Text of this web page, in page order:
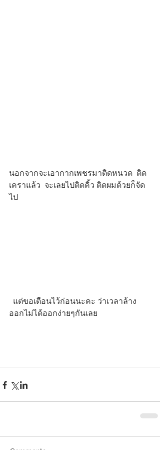
นอกจากจะเอากากเพชรมาติดหนวด  ติด
เคราแล้ว  จะเลยไปติดคิ้ว ติดผมด้วยก็จัด
ไป
ออกไม่ได้ออกง่ายๆกันเลย